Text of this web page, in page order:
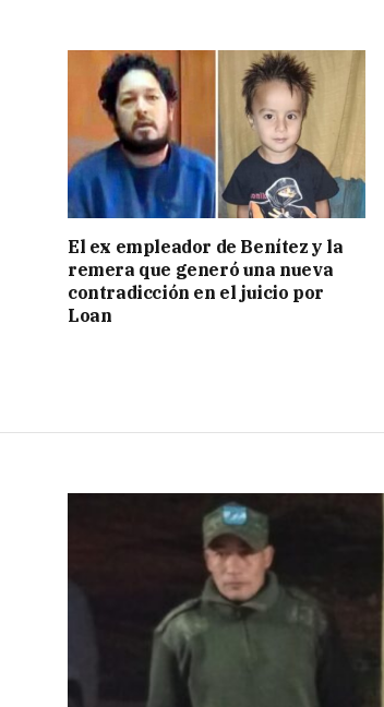
El ex empleador de Benítez y la
remera que generó una nueva
contradicción en el juicio por
Loan